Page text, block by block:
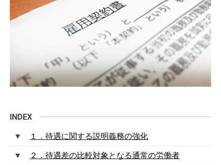
プライバシーポリシー
本サイトのご利用にあたって
１．待遇に関する説明義務の強化
２．待遇差の比較対象となる通常の労働者